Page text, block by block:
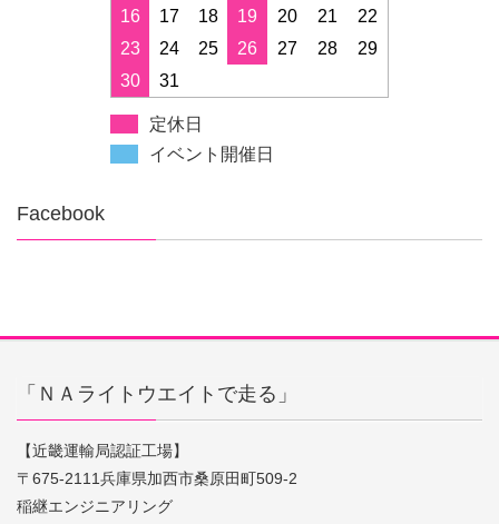
16
17 18 19 20 21
22
23
24 25 26 27 28
29
30
31
定休日
イベント開催日
Facebook
「ＮＡライトウエイトで走る」
【近畿運輸局認証工場】
〒675-2111兵庫県加西市桑原田町509-2
稲継エンジニアリング